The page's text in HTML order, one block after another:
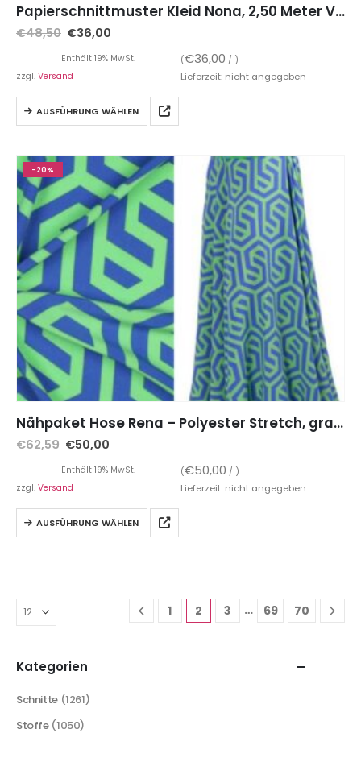
Papierschnittmuster Kleid Nona, 2,50 Meter Viskose Retro Stoff, inkl. Gummiband
€48,50 €36,00
Enthält 19% MwSt. (€36,00 / )
zzgl. Versand Lieferzeit: nicht angegeben
AUSFÜHRUNG WÄHLEN
-20%
Nähpaket Hose Rena – Polyester Stretch, grafisches Muster Blau Grün inkl. Schnittmuster auf Papier
€62,59 €50,00
Enthält 19% MwSt. (€50,00 / )
zzgl. Versand Lieferzeit: nicht angegeben
AUSFÜHRUNG WÄHLEN
1 2 3 … 69 70
Kategorien
Schnitte (1261)
Stoffe (1050)